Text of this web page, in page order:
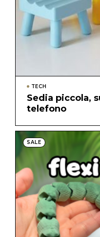
TECH
Sedia piccola,
telefono
SALE